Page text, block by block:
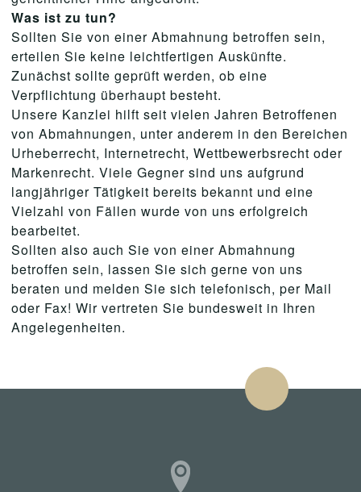
Was ist zu tun?
Sollten Sie von einer Abmahnung betroffen sein,
erteilen Sie keine leichtfertigen Auskünfte.
Zunächst sollte geprüft werden, ob eine
Verpflichtung überhaupt besteht.
Unsere Kanzlei hilft seit vielen Jahren Betroffenen
von Abmahnungen, unter anderem in den Bereichen
Urheberrecht, Internetrecht, Wettbewerbsrecht oder
Markenrecht. Viele Gegner sind uns aufgrund
langjähriger Tätigkeit bereits bekannt und eine
Vielzahl von Fällen wurde von uns erfolgreich
bearbeitet.
Sollten also auch Sie von einer Abmahnung
betroffen sein, lassen Sie sich gerne von uns
beraten und melden Sie sich telefonisch, per Mail
oder Fax! Wir vertreten Sie bundesweit in Ihren
Angelegenheiten.